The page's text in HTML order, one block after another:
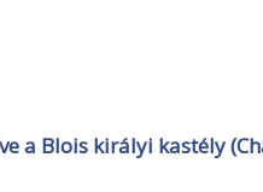
a Blois királyi kastély